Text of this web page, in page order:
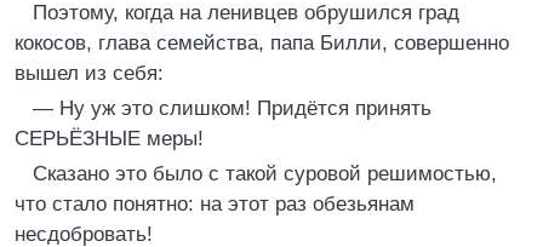
Поэтому, когда на ленивцев обрушился град
кокосов, глава семейства, папа Билли, совершенно
вышел из себя:
— Ну уж это слишком! Придётся принять
СЕРЬЁЗНЫЕ меры!
Сказано это было с такой суровой решимостью,
что стало понятно: на этот раз обезьянам
несдобровать!